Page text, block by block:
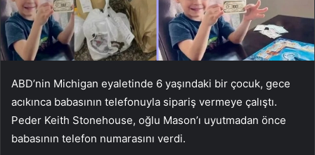
ABD’nin Michigan eyaletinde 6 yaşındaki bir çocuk, gece
acıkınca babasının telefonuyla sipariş vermeye çalıştı.
Peder Keith Stonehouse, oğlu Mason’ı uyutmadan önce
babasının telefon numarasını verdi.